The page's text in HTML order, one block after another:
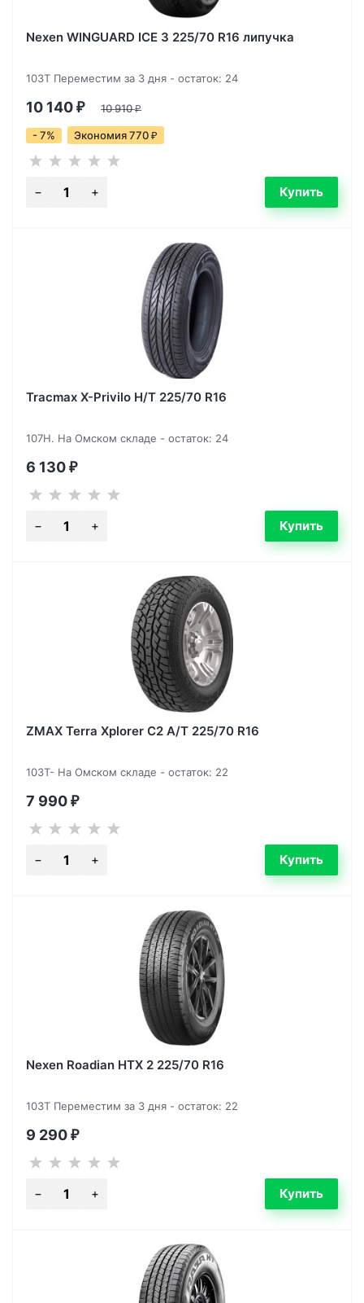
Nexen WINGUARD ICE 3 225/70 R16 липучка
103T Переместим за 3 дня - остаток: 24
10 140 ₽ 10 910₽
- 7% Экономия 770 ₽
Tracmax X-Privilo H/T 225/70 R16
107H. На Омском складе - остаток: 24
6 130 ₽
ZMAX Terra Xplorer C2 A/T 225/70 R16
103T- На Омском складе - остаток: 22
7 990 ₽
Nexen Roadian HTX 2 225/70 R16
103T Переместим за 3 дня - остаток: 22
9 290 ₽